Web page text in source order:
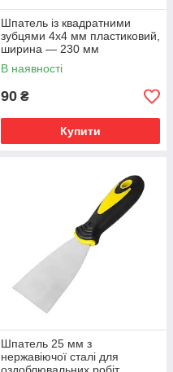
Шпатель із квадратними
зубцями 4х4 мм пластиковий,
ширина — 230 мм
В наявності
90 ₴
Купити
Шпатель 25 мм з
нержавіючої сталі для